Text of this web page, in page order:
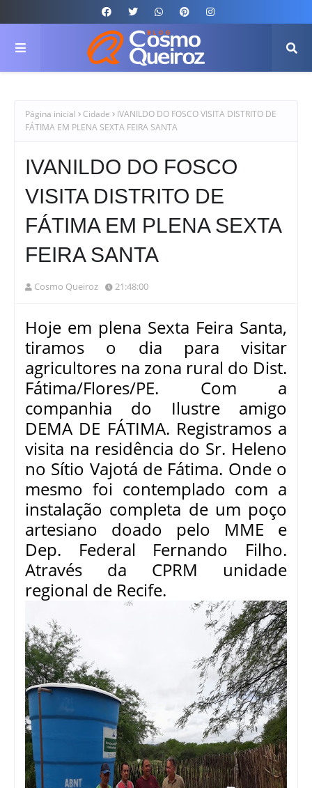
Página inicial Cidade
IVANILDO DO FOSCO VISITA DISTRITO DE
FÁTIMA EM PLENA SEXTA FEIRA SANTA
IVANILDO DO FOSCO
VISITA DISTRITO DE
FÁTIMA EM PLENA SEXTA
FEIRA SANTA
Cosmo Queiroz 21:48:00
Hoje em plena Sexta Feira Santa,
tiramos o dia para visitar
agricultores na zona rural do Dist.
Fátima/Flores/PE. Com a
companhia do Ilustre amigo
DEMA DE FÁTIMA. Registramos a
visita na residência do Sr. Heleno
no Sítio Vajotá de Fátima. Onde o
mesmo foi contemplado com a
instalação completa de um poço
artesiano doado pelo MME e
Dep. Federal Fernando Filho.
Através da CPRM unidade
regional de Recife.